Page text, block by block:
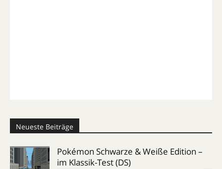
Neueste Beiträge
Pokémon Schwarze & Weiße Edition –
im Klassik-Test (DS)